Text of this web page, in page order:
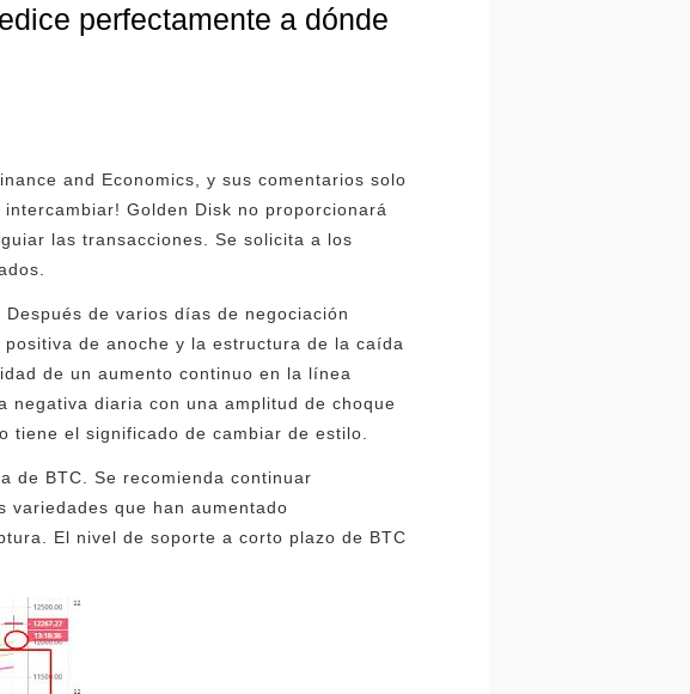
perfectamente a dónde
and Economics, y sus comentarios solo
Golden Disk no proporcionará
las transacciones. Se solicita a los
de varios días de negociación
de anoche y la estructura de la caída
de un aumento continuo en la línea
negativa diaria con una amplitud de choque
tiene el significado de cambiar de estilo.
de BTC. Se recomienda continuar
variedades que han aumentado
El nivel de soporte a corto plazo de BTC